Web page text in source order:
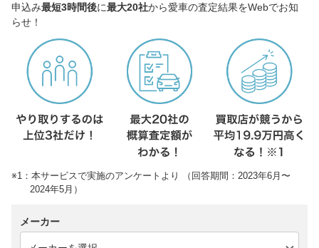
申込み最短3時間後に最大20社から愛車の査定結果をWebでお知
らせ！
※1：本サービスで実施のアンケートより （回答期間：2023年6月〜
2024年5月）
メーカー